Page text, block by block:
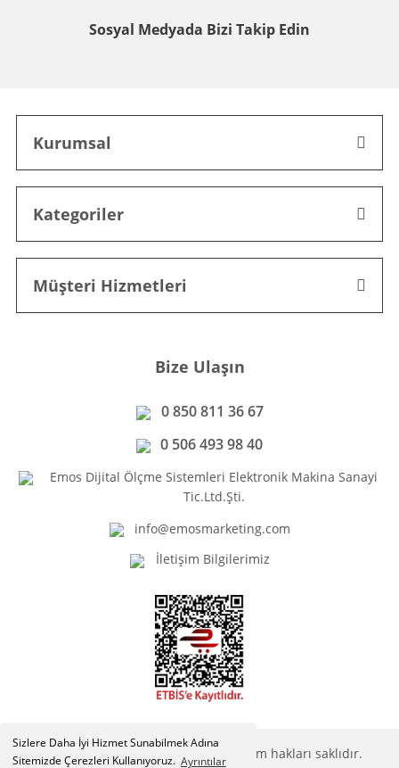
Sizlere Daha İyi Hizmet Sunabilmek Adına
Sitemizde Çerezleri Kullanıyoruz. Ayrıntılar
Sosyal Medyada Bizi Takip Edin
Kurumsal
Kategoriler
Müşteri Hizmetleri
Bize Ulaşın
0 850 811 36 67
0 506 493 98 40
Emos Dijital Ölçme Sistemleri Elektronik Makina Sanayi
Tic.Ltd.Şti.
info@emosmarketing.com
İletişim Bilgilerimiz
Copyright © Emosmarketing.com. Tüm hakları saklıdır.